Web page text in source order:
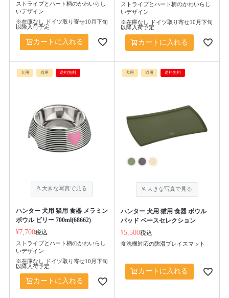
ストライプとハート柄のかわいらし
いデザイン
※在庫なし ドイツ取り寄せ10月下旬
以降入荷予定
カートに入れる
ストライプとハート柄のかわいらし
いデザイン
※在庫なし ドイツ取り寄せ10月下旬
以降入荷予定
カートに入れる
犬用 猫用 送料無料
ハンター 犬用 猫用 食器 メラミン
ボウル ビリー 700ml(68662)
¥7,700税込
ストライプとハート柄のかわいらし
いデザイン
※在庫なし ドイツ取り寄せ10月下旬
以降入荷予定
カートに入れる
犬用 猫用 送料無料
ハンター 犬用 猫用 食器 ボウル
パッド ベースセレクション
¥5,500税込
食洗機対応の防滑プレイスマット
カートに入れる